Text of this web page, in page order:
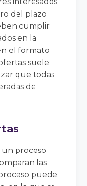
del plazo
cumplir
en la
el formato
suele
que todas
de
un proceso
las
puede